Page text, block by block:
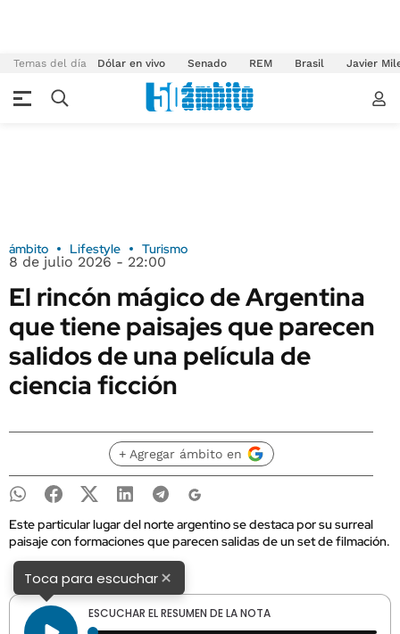
Temas del día Dólar en vivo Senado REM Brasil Javier
ámbito Lifestyle Turismo
8 de julio 2026 - 22:00
El rincón mágico de Argentina
que tiene paisajes que parecen
salidos de una película de
ciencia ficción
+ Agregar ámbito en
Este particular lugar del norte argentino se destaca por su surreal
paisaje con formaciones que parecen salidas de un set de filmación.
Toca para escuchar×
ESCUCHAR EL RESUMEN DE LA NOTA